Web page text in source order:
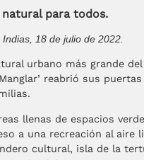
natural para todos.
18 de julio de 2022.
urbano más grande del
reabrió sus
llenas de espacios
a una recreación al aire
cultural, isla de la